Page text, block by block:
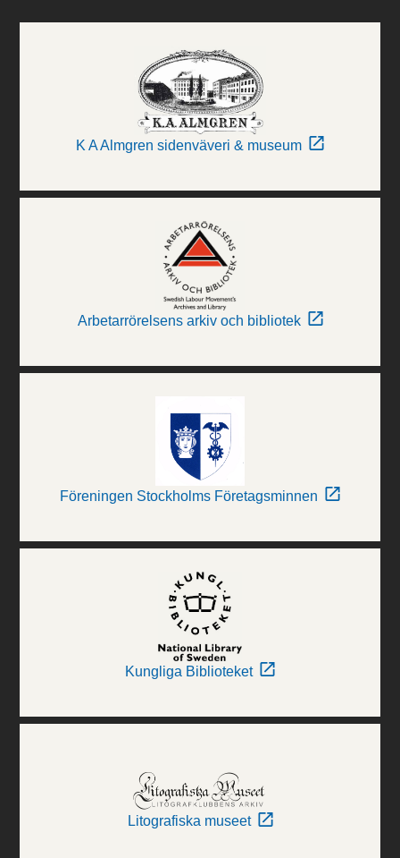
K A Almgren sidenväveri & museum
Arbetarrörelsens arkiv och bibliotek
Föreningen Stockholms Företagsminnen
Kungliga Biblioteket
Litografiska museet